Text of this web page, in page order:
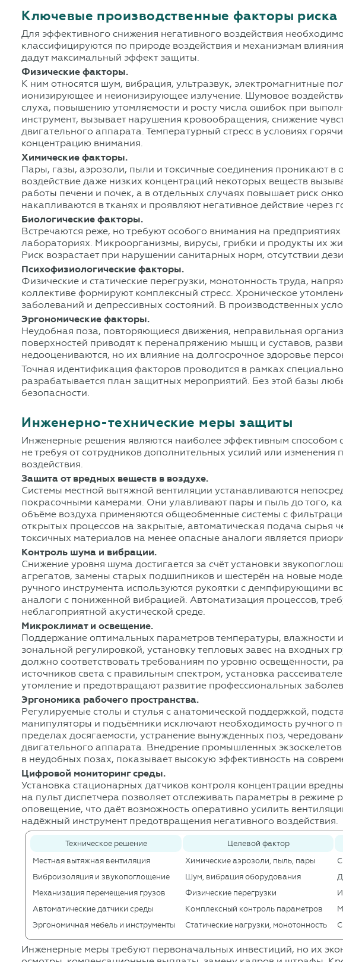
Ключевые производственные факторы риска
Для эффективного снижения негативного воздействия
классифицируются по природе воздействия и механизмам
дадут максимальный эффект защиты.
Физические факторы.
К ним относятся шум, вибрация, ультразвук, электромагнитные
ионизирующее и неионизирующее излучение. Шумовое
слуха, повышению утомляемости и росту числа ошибок при
инструмент, вызывает нарушения кровообращения, снижение
двигательного аппарата. Температурный стресс в условиях
концентрацию внимания.
Химические факторы.
Пары, газы, аэрозоли, пыли и токсичные соединения проникают
воздействие даже низких концентраций некоторых веществ
работы печени и почек, а в отдельных случаях повышает риск
накапливаются в тканях и проявляют негативное действие через
Биологические факторы.
Встречаются реже, но требуют особого внимания на
лабораториях. Микроорганизмы, вирусы, грибки и продукты их
Риск возрастает при нарушении санитарных норм, отсутствии
Психофизиологические факторы.
Физические и статические перегрузки, монотонность труда,
коллективе формируют комплексный стресс. Хроническое
заболеваний и депрессивных состояний. В производственных
Эргономические факторы.
Неудобная поза, повторяющиеся движения, неправильная
поверхностей приводят к перенапряжению мышц и суставов,
недооцениваются, но их влияние на долгосрочное здоровье
Точная идентификация факторов проводится в рамках
разрабатывается план защитных мероприятий. Без этой базы
безопасности.
Инженерно-технические меры защиты
Инженерные решения являются наиболее эффективным способом
не требуя от сотрудников дополнительных усилий или
воздействия.
Защита от вредных веществ в воздухе.
Системы местной вытяжной вентиляции устанавливаются
покрасочными камерами. Они улавливают пары и пыль до того,
объёме воздуха применяются общеобменные системы с
открытых процессов на закрытые, автоматическая подача сырья
токсичных материалов на менее опасные аналоги является
Контроль шума и вибрации.
Снижение уровня шума достигается за счёт установки
агрегатов, замены старых подшипников и шестерён на новые
ручного инструмента используются рукоятки с демпфирующими
аналоги с пониженной вибрацией. Автоматизация процессов,
неблагоприятной акустической среде.
Микроклимат и освещение.
Поддержание оптимальных параметров температуры, влажности
зональной регулировкой, установку тепловых завес на
должно соответствовать требованиям по уровню освещённости,
источников света с правильным спектром, установка
утомление и предотвращают развитие профессиональных
Эргономика рабочего пространства.
Регулируемые столы и стулья с анатомической поддержкой,
манипуляторы и подъёмники исключают необходимость ручного
пределах досягаемости, устранение вынужденных поз,
двигательного аппарата. Внедрение промышленных
в неудобных позах, показывает высокую эффективность на
Цифровой мониторинг среды.
Установка стационарных датчиков контроля концентрации
на пульт диспетчера позволяет отслеживать параметры в
оповещение, что даёт возможность оперативно усилить
надёжный инструмент предотвращения негативного воздействия.
Техническое решение Целевой фактор
Местная вытяжная вентиляция
Химические аэрозоли, пыль, пары
Виброизоляция и звукопоглощение
Шум, вибрация оборудования
Механизация перемещения грузов
Физические перегрузки
Автоматические датчики среды
Комплексный контроль параметров
Эргономичная мебель и инструменты
Статические нагрузки, монотонность
Инженерные меры требуют первоначальных инвестиций, но их